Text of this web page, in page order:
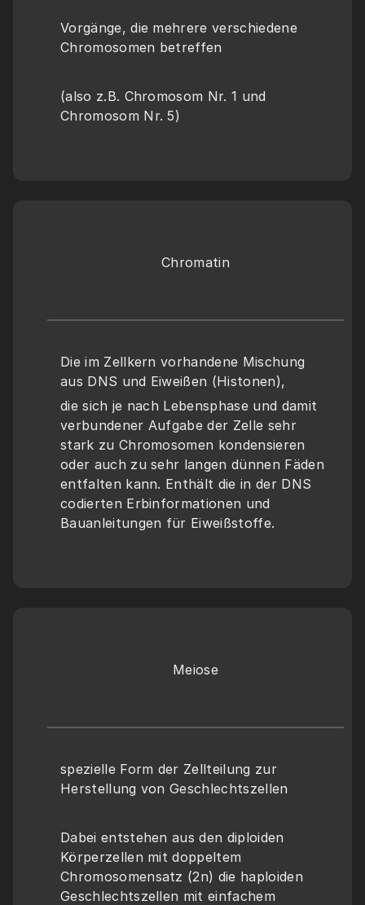
Vorgänge, die mehrere verschiedene
Chromosomen betreffen
(also z.B. Chromosom Nr. 1 und
Chromosom Nr. 5)
Chromatin
Die im Zellkern vorhandene Mischung
aus DNS und Eiweißen (Histonen),
die sich je nach Lebensphase und damit
verbundener Aufgabe der Zelle sehr
stark zu Chromosomen kondensieren
oder auch zu sehr langen dünnen Fäden
entfalten kann. Enthält die in der DNS
codierten Erbinformationen und
Bauanleitungen für Eiweißstoffe.
Meiose
spezielle Form der Zellteilung zur
Herstellung von Geschlechtszellen
Dabei entstehen aus den diploiden
Körperzellen mit doppeltem
Chromosomensatz (2n) die haploiden
Geschlechtszellen mit einfachem